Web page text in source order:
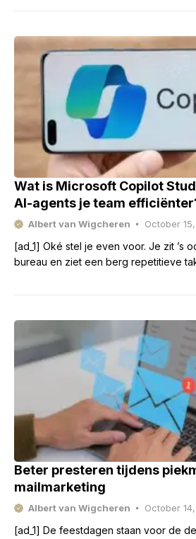
Wat is Microsoft Copilot
AI-agents je team
Albert van Wigcheren October
[ad_1] Oké stel je even voor. Je zit ’s
bureau en ziet een berg repetitieve
Beter presteren tijdens
mailmarketing
Albert van Wigcheren October
[ad_1] De feestdagen staan voor de